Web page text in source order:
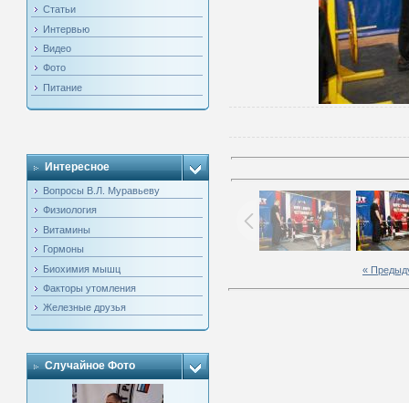
Статьи
Интервью
Видео
Фото
Питание
Интересное
Вопросы В.Л. Муравьеву
Физиология
Витамины
Гормоны
Биохимия мышц
Факторы утомления
Железные друзья
Случайное Фото
«